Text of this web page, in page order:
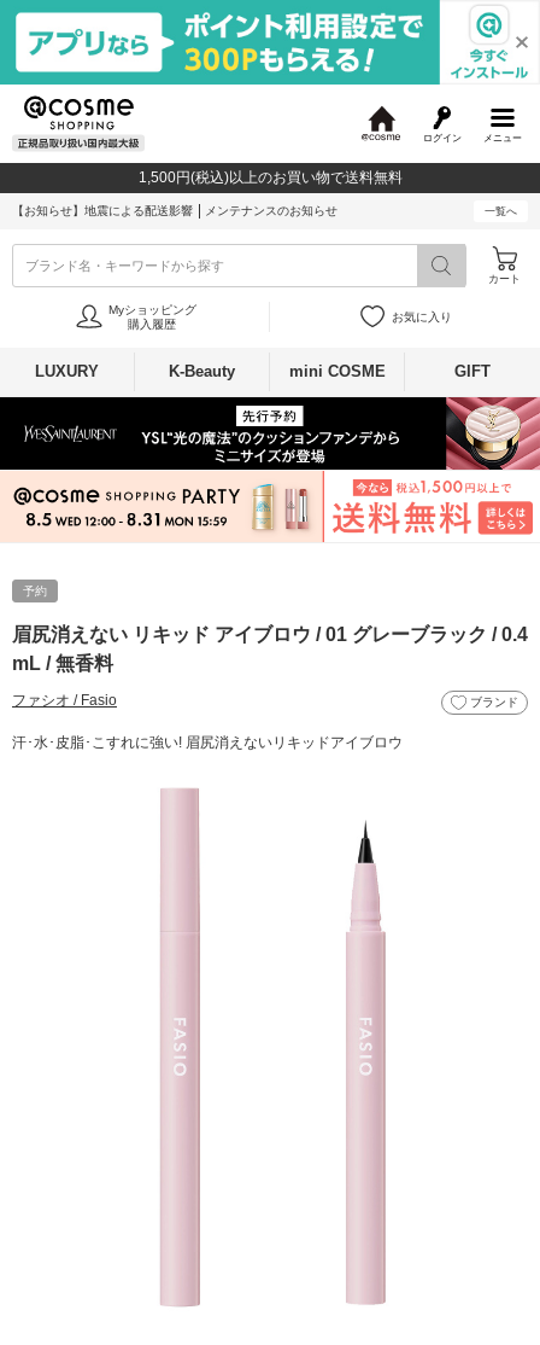
メニュー
ログイン
c
o
1,500円(税込)以上のお買い物で送料無料
【お知らせ】 地震による配送影響 メンテナンスのお知らせ 一覧へ
ブランド名・キーワードから探す
カート
Myショッピング
購入履歴
お気に入り
LUXURY K-Beauty mini COSME GIFT
予約
眉尻消えない リキッド アイブロウ / 01 グレーブラック / 0.4
mL / 無香料
ファシオ / Fasio ブランド
汗･水･皮脂･こすれに強い! 眉尻消えないリキッドアイブロウ